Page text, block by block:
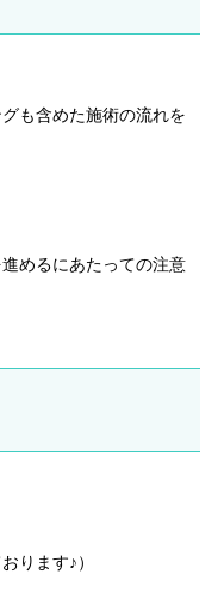
も含めた施術の流れを
めるにあたっての注意
ります♪）